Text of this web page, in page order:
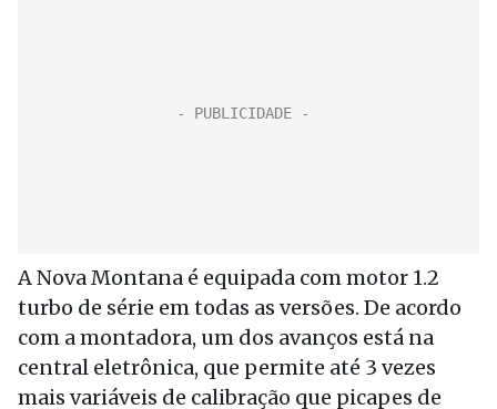
A Nova Montana é equipada com motor 1.2
turbo de série em todas as versões. De acordo
com a montadora, um dos avanços está na
central eletrônica, que permite até 3 vezes
mais variáveis de calibração que picapes de